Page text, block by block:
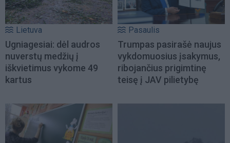
Lietuva
Ugniagesiai: dėl audros
nuverstų medžių į
iškvietimus vykome 49
kartus
Pasaulis
Trumpas pasirašė naujus
vykdomuosius įsakymus,
ribojančius prigimtinę
teisę į JAV pilietybę